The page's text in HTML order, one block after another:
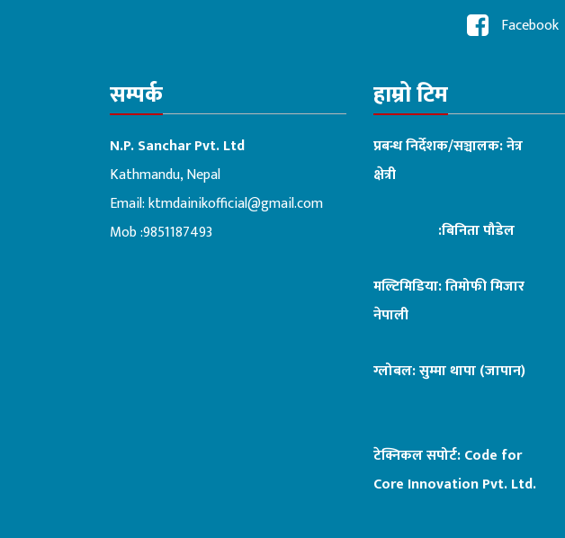
Facebook
सम्पर्क
N.P. Sanchar Pvt. Ltd
Kathmandu, Nepal
Email:ktmdainikofficial@gmail.com
Mob :9851187493
हाम्रो टिम
प्रबन्ध निर्देशक/सञ्चालक: नेत्र
क्षेत्री
:बिनिता पौडेल
मल्टिमिडिया: तिमोफी मिजार
नेपाली
ग्लोबल: सुम्मा थापा (जापान)
टेक्निकल सपोर्ट:Code for
Core Innovation Pvt. Ltd.